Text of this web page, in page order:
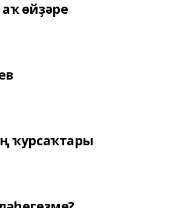
өйҙәре
ҡурсаҡтары